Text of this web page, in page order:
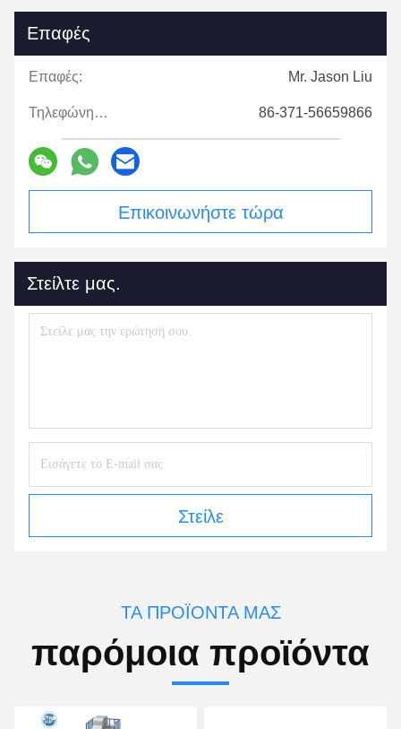
Επαφές
Επαφές: Mr. Jason Liu
Τηλεφώνημα: 86-371-56659866
Επικοινωνήστε τώρα
Στείλτε μας.
Στείλε
ΤΑ ΠΡΟΪΌΝΤΑ ΜΑΣ
παρόμοια προϊόντα